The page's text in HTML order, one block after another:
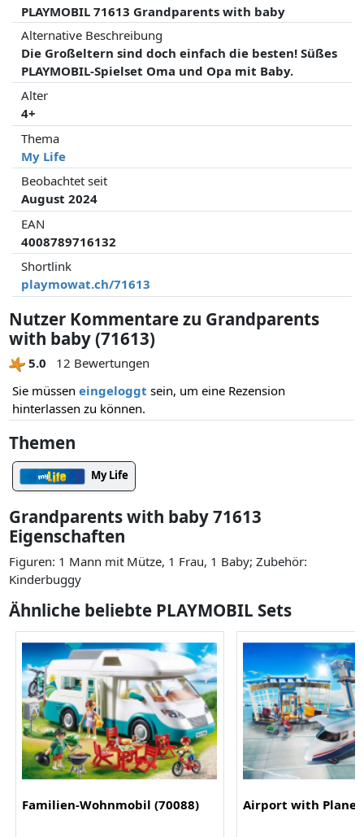
PLAYMOBIL 71613 Grandparents with baby
Alternative Beschreibung
Die Großeltern sind doch einfach die besten! Süßes
PLAYMOBIL-Spielset Oma und Opa mit Baby.
Alter
4+
Thema
My Life
Beobachtet seit
August 2024
EAN
4008789716132
Shortlink
playmowat.ch/71613
Nutzer Kommentare zu Grandparents
with baby (71613)
5.0
12 Bewertungen
Sie müssen eingeloggt sein, um eine Rezension
hinterlassen zu können.
Themen
My Life
Grandparents with baby 71613
Eigenschaften
Figuren: 1 Mann mit Mütze, 1 Frau, 1 Baby; Zubehör:
Kinderbuggy
Ähnliche beliebte PLAYMOBIL Sets
Familien-Wohnmobil (70088) Airport with Plane